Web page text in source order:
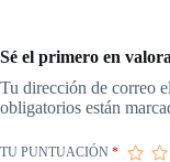
Sé el primero en
Tu dirección de correo
obligatorios están
TU PUNTUACIÓN *